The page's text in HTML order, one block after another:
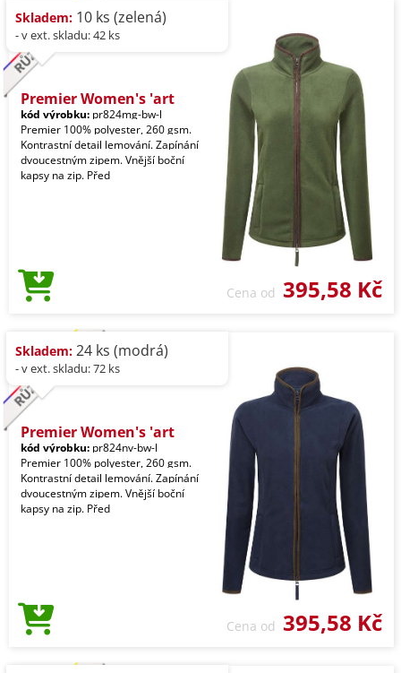
Skladem: 10 ks (zelená)
- v ext. skladu: 42 ks
Premier Women's 'art
kód výrobku: pr824mg-bw-l
Premier 100% polyester, 260 gsm.
Kontrastní detail lemování. Zapínání
dvoucestným zipem. Vnější boční
kapsy na zip. Před
Cena od 395,58 Kč
Skladem: 24 ks (modrá)
- v ext. skladu: 72 ks
Premier Women's 'art
kód výrobku: pr824nv-bw-l
Premier 100% polyester, 260 gsm.
Kontrastní detail lemování. Zapínání
dvoucestným zipem. Vnější boční
kapsy na zip. Před
Cena od 395,58 Kč